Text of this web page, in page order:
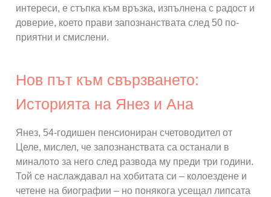
интереси, е стъпка към връзка, изпълнена с радост и
доверие, което прави запознанствата след 50 по-
приятни и смислени.
Нов път към свързването:
Историята на Янез и Ана
Янез, 54-годишен пенсиониран счетоводител от
Целе, мислел, че запознанствата са останали в
миналото за него след развода му преди три години.
Той се наслаждавал на хобитата си – колоездене и
четене на биографии – но понякога усещал липсата